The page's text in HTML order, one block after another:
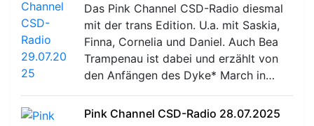
Das Pink Channel CSD-Radio diesmal
mit der trans Edition. U.a. mit Saskia,
Finna, Cornelia und Daniel. Auch Bea
Trampenau ist dabei und erzählt von
den Anfängen des Dyke* March in…
Pink Channel CSD-Radio 28.07.2025